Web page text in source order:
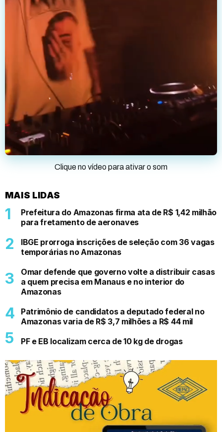
Clique no vídeo para ativar o som
MAIS LIDAS
Prefeitura do Amazonas firma ata de R$ 1,42 milhão
para fretamento de aeronaves
IBGE prorroga inscrições de seleção com 36 vagas
temporárias no Amazonas
Omar defende que governo volte a distribuir casas
a quem precisa em Manaus e no interior do
Amazonas
Patrimônio de candidatos a deputado federal no
Amazonas varia de R$ 3,7 milhões a R$ 44 mil
PF e EB localizam cerca de 10 kg de drogas